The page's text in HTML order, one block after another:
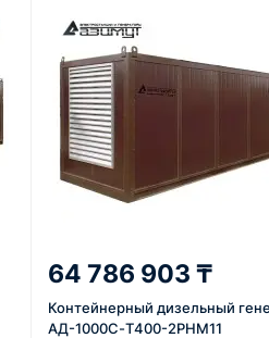
64 786 903 ₸
Контейнерный дизельный
АД-1000С-Т400-2РНМ11